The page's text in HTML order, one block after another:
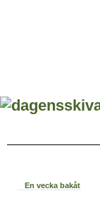
En vecka bakåt